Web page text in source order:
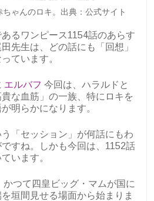
ゃんのロキ。出典：公式サイト
るワンピース1154話のあらす
先生は、どの話にも「回想」
ています。
エルバフ 今回は、ハラルドと
な血筋」の一族、特にロキを
明らかになります。
「セッション」が何話にもわ
すね。しかも今回は、1152話
います。
つて四皇ビッグ・マムが国に
垣間見せる場面から始まりま